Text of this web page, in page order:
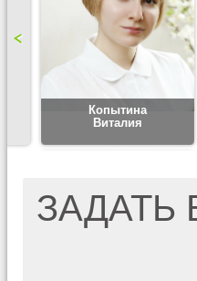
Копытина
Виталия
ЗАДАТЬ